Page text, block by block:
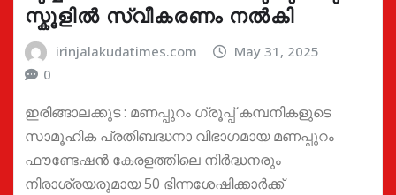
സ്കൂളിൽ സ്വീകരണം നൽകി
irinjalakudatimes.com
May 31, 2025
0
ഇരിങ്ങാലക്കുട : മണപ്പുറം ഗ്രൂപ്പ് കമ്പനികളുടെ
സാമൂഹിക പ്രതിബദ്ധനാ വിഭാഗമായ മണപ്പുറം
ഫൗണ്ടേഷൻ കേരളത്തിലെ നിർദ്ധനരും
നിരാശ്രയരുമായ 50 ഭിന്നശേഷിക്കാർക്ക്